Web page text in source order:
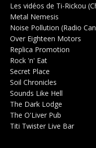
Les vidéos de Ti-Rickou
Metal Nemesis
Noise Pollution (Radio
Over Eighteen Motors
Replica Promotion
Rock 'n' Eat
Secret Place
Soil Chronicles
Sounds Like Hell
The Dark Lodge
The O'Liver Pub
Titi Twister Live Bar